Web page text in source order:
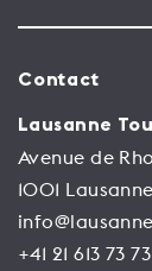
Contact
Lausanne
Avenue de
1001
+41 21 613 73 73